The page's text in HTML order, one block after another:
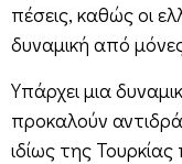
πέσεις, καθώς οι
δυναμική από
Υπάρχει μια
προκαλούν
ιδίως της